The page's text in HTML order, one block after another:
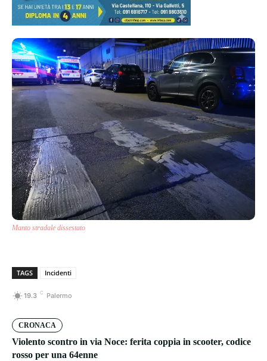
Manto stradale dissestato
TAGS Incidenti
19.3 C Palermo
CRONACA
Violento scontro in via Noce: ferita coppia in scooter, codice
rosso per una 64enne